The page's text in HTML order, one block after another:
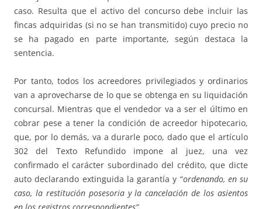
caso. Resulta que el activo del concurso debe incluir las
fincas adquiridas (si no se han transmitido) cuyo precio no
se ha pagado en parte importante, según destaca la
sentencia.
Por tanto, todos los acreedores privilegiados y ordinarios
van a aprovecharse de lo que se obtenga en su liquidación
concursal. Mientras que el vendedor va a ser el último en
cobrar pese a tener la condición de acreedor hipotecario,
que, por lo demás, va a durarle poco, dado que el artículo
302 del Texto Refundido impone al juez, una vez
confirmado el carácter subordinado del crédito, que dicte
auto declarando extinguida la garantía y “ordenando, en su
caso, la restitución posesoria y la cancelación de los asientos